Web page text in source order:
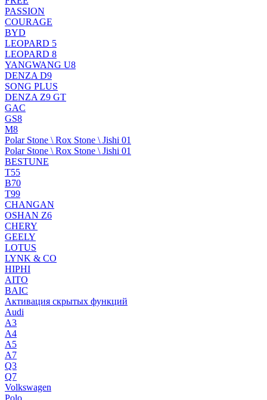
PASSION
COURAGE
BYD
LEOPARD 5
LEOPARD 8
YANGWANG U8
DENZA D9
SONG PLUS
DENZA Z9 GT
GAC
GS8
M8
Polar Stone \ Rox Stone \ Jishi 01
Polar Stone \ Rox Stone \ Jishi 01
BESTUNE
T55
B70
T99
CHANGAN
OSHAN Z6
CHERY
GEELY
LOTUS
LYNK & CO
HIPHI
AITO
BAIC
Активация скрытых функций
Audi
A3
A4
A5
A7
Q3
Q7
Volkswagen
Polo